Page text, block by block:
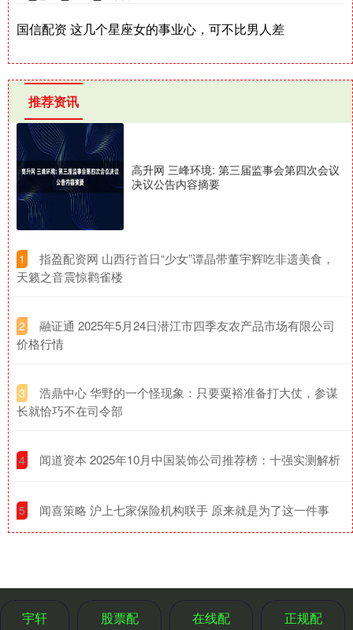
国信配资 这几个星座女的事业心，可不比男人差
推荐资讯
高升网 三峰环境: 第三届监事会第四次会议
决议公告内容摘要
1
​指盈配资网 山西行首日“少女”谭晶带董宇辉吃非遗美食，
天籁之音震惊鹳雀楼
2
​融证通 2025年5月24日潜江市四季友农产品市场有限公司
价格行情
3
​浩鼎中心 华野的一个怪现象：只要粟裕准备打大仗，参谋
长就恰巧不在司令部
4 ​闻道资本 2025年10月中国装饰公司推荐榜：十强实测解析
5 ​闻喜策略 沪上七家保险机构联手 原来就是为了这一件事
宇轩
股票配
在线配
正规配